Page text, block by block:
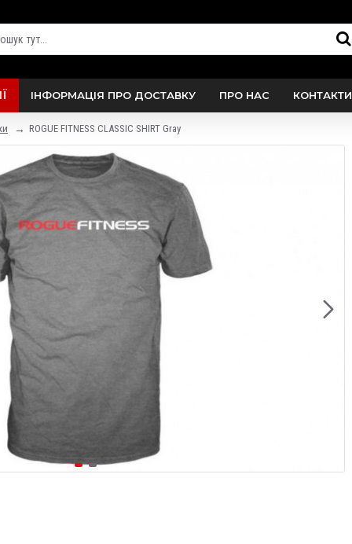
ІНФОРМАЦІЯ ПРО ДОСТАВКУ ПРО НАС КОНТАКТИ
ROGUE FITNESS CLASSIC SHIRT Gray